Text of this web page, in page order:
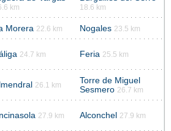
km 18.6 km
Morera 22.6 km Nogales 23.5 km
24.7 km Feria 25.5 km
26.1 km
Torre de Miguel
Sesmero 26.7 km
27.9 km Alconchel 27.9 km